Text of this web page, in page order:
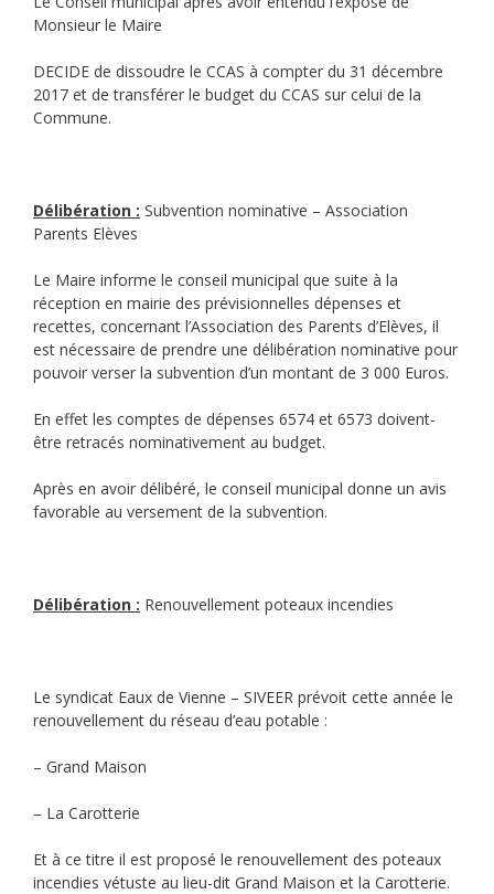
Monsieur le Maire
DECIDE de dissoudre le CCAS à compter du 31 décembre
2017 et de transférer le budget du CCAS sur celui de la
Commune.
Délibération : Subvention nominative – Association
Parents Elèves
Le Maire informe le conseil municipal que suite à la
réception en mairie des prévisionnelles dépenses et
recettes, concernant l’Association des Parents d’Elèves, il
est nécessaire de prendre une délibération nominative pour
pouvoir verser la subvention d’un montant de 3 000 Euros.
En effet les comptes de dépenses 6574 et 6573 doivent-
être retracés nominativement au budget.
Après en avoir délibéré, le conseil municipal donne un avis
favorable au versement de la subvention.
Délibération : Renouvellement poteaux incendies
Le syndicat Eaux de Vienne – SIVEER prévoit cette année le
renouvellement du réseau d’eau potable :
– Grand Maison
– La Carotterie
Et à ce titre il est proposé le renouvellement des poteaux
incendies vétuste au lieu-dit Grand Maison et la Carotterie.